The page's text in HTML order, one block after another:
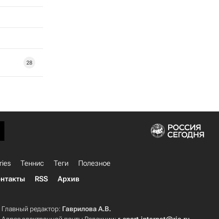
28
Теннис Теги
Полезное
RSS Архив
Главный редактор: Гаврилова А.В.